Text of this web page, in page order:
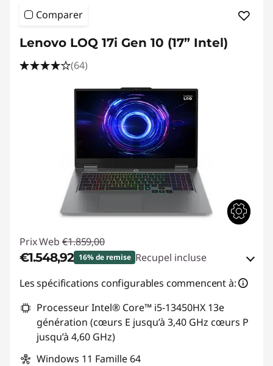
Comparer
Lenovo LOQ 17i Gen 10 (17” Intel)
(64)
Prix Web €1.859,00
€1.548,92 16% de remise Recupel incluse
Bons de réduction en ligne :-€310,08
Code de réduction : GAMING-DEAL
Les spécifications configurables commencent à:
Processeur Intel® Core™ i5-13450HX 13e
génération (cœurs E jusqu’à 3,40 GHz cœurs P
jusqu’à 4,60 GHz)
Windows 11 Famille 64